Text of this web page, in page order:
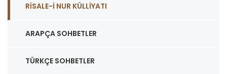
RISALE-I NUR KÜLLIYATI
ARAPÇA SOHBETLER
TÜRKÇE SOHBETLER